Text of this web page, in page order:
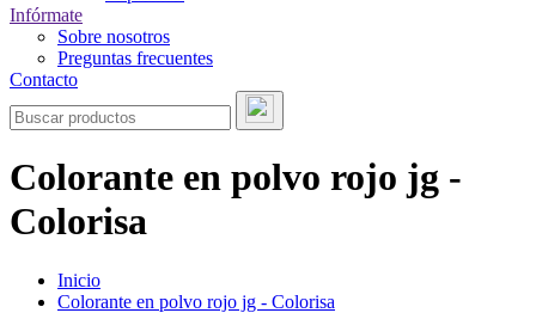
Infórmate
Sobre nosotros
Preguntas frecuentes
Contacto
Colorante en polvo rojo jg -
Colorisa
Inicio
Colorante en polvo rojo jg - Colorisa